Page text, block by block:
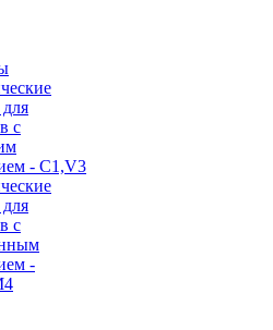
с
- C1,V3
с
-